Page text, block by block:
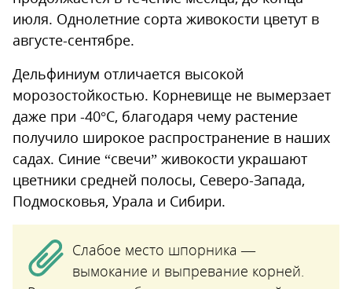
июля. Однолетние сорта живокости цветут в
августе-сентябре.
Дельфиниум отличается высокой
морозостойкостью. Корневище не вымерзает
даже при -40°С, благодаря чему растение
получило широкое распространение в наших
садах. Синие “свечи” живокости украшают
цветники средней полосы, Северо-Запада,
Подмосковья, Урала и Сибири.
Слабое место шпорника —
вымокание и выпревание корней.